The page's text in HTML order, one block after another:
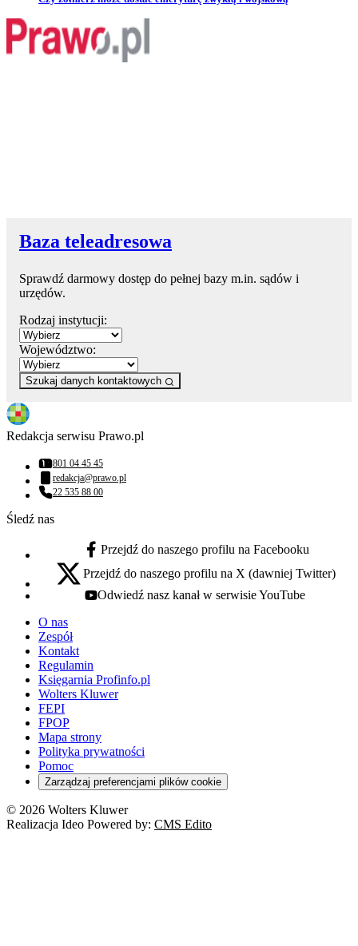
Baza teleadresowa
Sprawdź darmowy dostęp do pełnej bazy m.in. sądów i
urzędów.
Rodzaj instytucji:
Województwo:
Szukaj danych kontaktowych
Redakcja serwisu Prawo.pl
Numer telefonu:
801 04 45 45
Adres email:
redakcja@prawo.pl
Numer telefonu:
22 535 88 00
Śledź nas
facebook - otwiera się w nowej karcie
Przejdź do naszego profilu na Facebooku
x - otwiera się w nowej karcie
Przejdź do naszego profilu na X (dawniej Twitter)
youtube - otwiera się w nowej karcie
Odwiedź nasz kanał w serwisie YouTube
O nas
Zespół
Kontakt
Regulamin
Księgarnia Profinfo.pl
Wolters Kluwer
FEPI
FPOP
Mapa strony
Polityka prywatności
Pomoc
Zarządzaj preferencjami plików cookie
© 2026 Wolters Kluwer
Realizacja Ideo Powered by: CMS Edito